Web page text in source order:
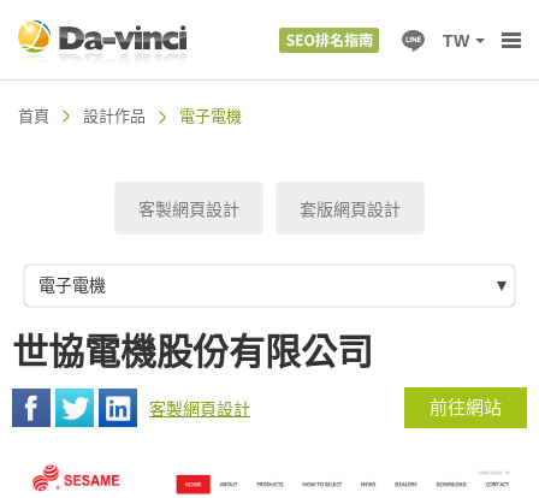
TW
首頁 設計作品 電子電機
客製網頁設計 套版網頁設計
電子電機
世協電機股份有限公司
客製網頁設計 前往網站